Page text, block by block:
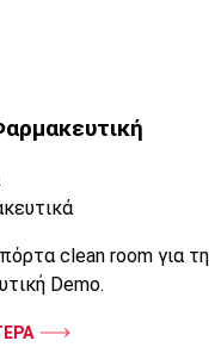
clean room για τη
Demo.